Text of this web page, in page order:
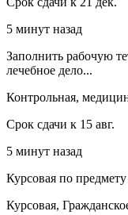
5 минут назад
Заполнить рабочую
лечебное дело...
Контрольная,
Срок сдачи к 15 авг.
5 минут назад
Курсовая по
Курсовая,